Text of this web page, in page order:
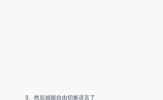
3、然后就能自由切换语言了